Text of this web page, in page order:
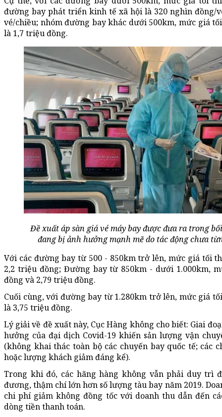
đường bay phát triển kinh tế xã hội là 320 nghìn đồng/
vé/chiều; nhóm đường bay khác dưới 500km, mức giá
là 1,7 triệu đồng.
Đề xuất áp sàn giá vé máy bay được đưa ra trong
đang bị ảnh hưởng mạnh mẽ do tác động chưa
Với các đường bay từ 500 - 850km trở lên, mức giá tối
2,2 triệu đồng; Đường bay từ 850km - dưới 1.000km,
đồng và 2,79 triệu đồng.
Cuối cùng, với đường bay từ 1.280km trở lên, mức giá
là 3,75 triệu đồng.
Lý giải về đề xuất này, Cục Hàng không cho biết: Giai
hưởng của đại dịch Covid-19 khiến sản lượng vận
(không khai thác toàn bộ các chuyến bay quốc tế; các
hoặc lượng khách giảm đáng kể).
Trong khi đó, các hãng hàng không vẫn phải duy trì
đương, thậm chí lớn hơn số lượng tàu bay năm 2019.
chi phí giảm không đồng tốc với doanh thu dẫn đến
dòng tiền thanh toán.